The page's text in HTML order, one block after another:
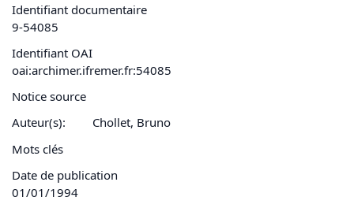
Identifiant documentaire
9-54085
Identifiant OAI
oai:archimer.ifremer.fr:54085
Notice source
Auteur(s):
Chollet, Bruno
Mots clés
Date de publication
01/01/1994